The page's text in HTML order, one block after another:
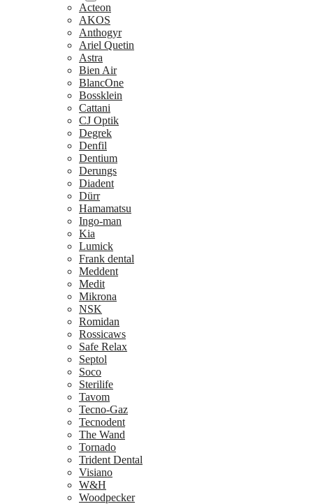
Acteon
AKOS
Anthogyr
Ariel Quetin
Astra
Bien Air
BlancOne
Bossklein
Cattani
CJ Optik
Degrek
Denfil
Dentium
Derungs
Diadent
Dürr
Hamamatsu
Ingo-man
Kia
Lumick
Frank dental
Meddent
Medit
Mikrona
NSK
Romidan
Rossicaws
Safe Relax
Septol
Soco
Sterilife
Tavom
Tecno-Gaz
Tecnodent
The Wand
Tornado
Trident Dental
Visiano
W&H
Woodpecker